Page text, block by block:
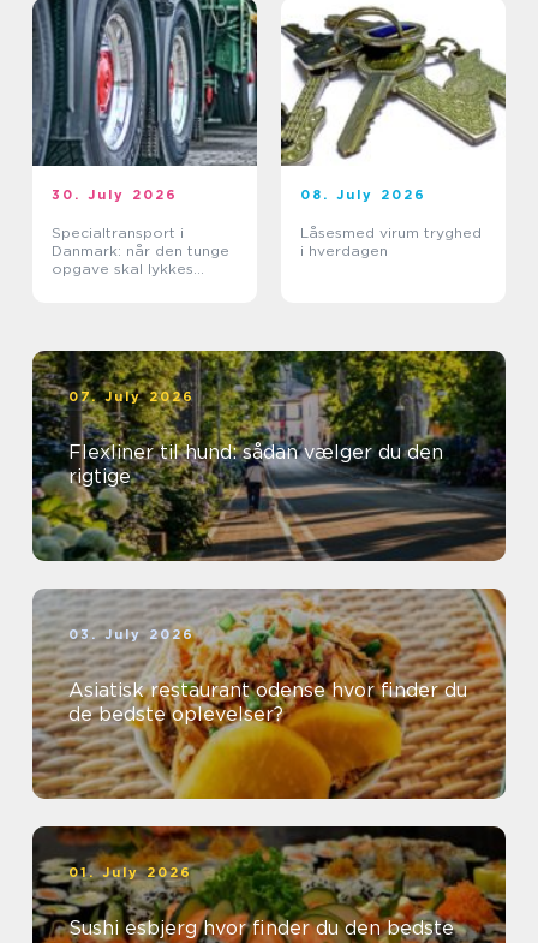
30. July 2026
Specialtransport i
Danmark: når den tunge
opgave skal lykkes
08. July 2026
Låsesmed virum tryghed
i hverdagen
07. July 2026
Flexliner til hund: sådan vælger du den
rigtige
03. July 2026
Asiatisk restaurant odense hvor finder du
de bedste oplevelser?
01. July 2026
Sushi esbjerg hvor finder du den bedste